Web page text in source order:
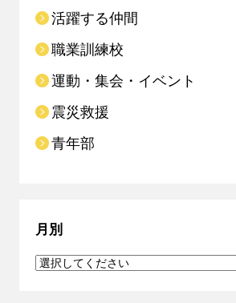
活躍する仲間
職業訓練校
運動・集会・イベント
震災救援
青年部
月別